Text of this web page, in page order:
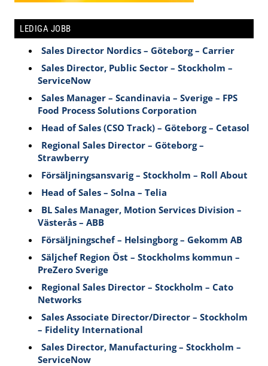
LEDIGA JOBB
Sales Director Nordics – Göteborg – Carrier
Sales Director, Public Sector – Stockholm –
ServiceNow
Sales Manager – Scandinavia – Sverige – FPS
Food Process Solutions Corporation
Head of Sales (CSO Track) – Göteborg – Cetasol
Regional Sales Director – Göteborg –
Strawberry
Försäljningsansvarig – Stockholm – Roll About
Head of Sales – Solna – Telia
BL Sales Manager, Motion Services Division –
Västerås – ABB
Försäljningschef – Helsingborg – Gekomm AB
Säljchef Region Öst – Stockholms kommun –
PreZero Sverige
Regional Sales Director – Stockholm – Cato
Networks
Sales Associate Director/Director – Stockholm
– Fidelity International
Sales Director, Manufacturing – Stockholm –
ServiceNow